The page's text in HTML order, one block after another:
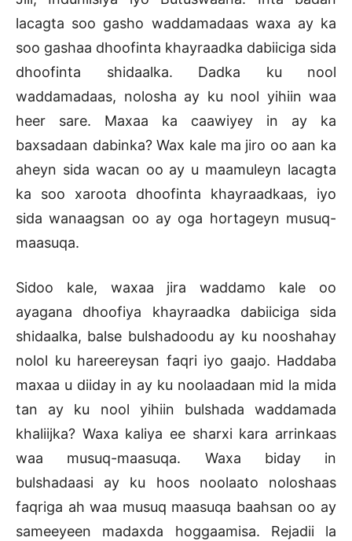
lacagta soo gasho waddamadaas waxa ay ka
soo gashaa dhoofinta khayraadka dabiiciga sida
dhoofinta shidaalka. Dadka ku nool
waddamadaas, nolosha ay ku nool yihiin waa
heer sare. Maxaa ka caawiyey in ay ka
baxsadaan dabinka? Wax kale ma jiro oo aan ka
aheyn sida wacan oo ay u maamuleyn lacagta
ka soo xaroota dhoofinta khayraadkaas, iyo
sida wanaagsan oo ay oga hortageyn musuq-
maasuqa.
Sidoo kale, waxaa jira waddamo kale oo
ayagana dhoofiya khayraadka dabiiciga sida
shidaalka, balse bulshadoodu ay ku nooshahay
nolol ku hareereysan faqri iyo gaajo. Haddaba
maxaa u diiday in ay ku noolaadaan mid la mida
tan ay ku nool yihiin bulshada waddamada
khaliijka? Waxa kaliya ee sharxi kara arrinkaas
waa musuq-maasuqa. Waxa biday in
bulshadaasi ay ku hoos noolaato noloshaas
faqriga ah waa musuq maasuqa baahsan oo ay
sameeyeen madaxda hoggaamisa. Rejadii la